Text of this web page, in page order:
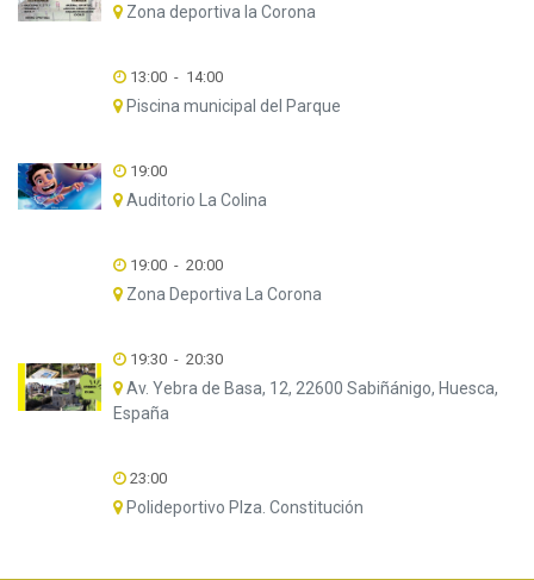
Zona deportiva la Corona
13:00 - 14:00
Piscina municipal del Parque
19:00
Auditorio La Colina
19:00 - 20:00
Zona Deportiva La Corona
19:30 - 20:30
Av. Yebra de Basa, 12, 22600 Sabiñánigo, Huesca,
España
23:00
Polideportivo Plza. Constitución